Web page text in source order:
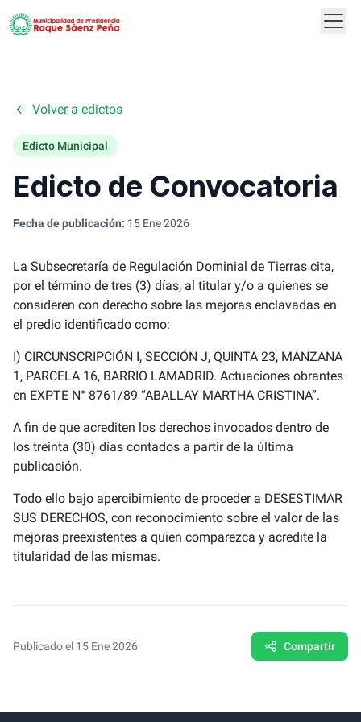
Volver a edictos
Edicto Municipal
Edicto de Convocatoria
Fecha de publicación: 15 Ene 2026
La Subsecretaría de Regulación Dominial de Tierras cita,
por el término de tres (3) días, al titular y/o a quienes se
consideren con derecho sobre las mejoras enclavadas en
el predio identificado como:
I) CIRCUNSCRIPCIÓN I, SECCIÓN J, QUINTA 23, MANZANA
1, PARCELA 16, BARRIO LAMADRID. Actuaciones obrantes
en EXPTE N° 8761/89 “ABALLAY MARTHA CRISTINA”.
A fin de que acrediten los derechos invocados dentro de
los treinta (30) días contados a partir de la última
publicación.
Todo ello bajo apercibimiento de proceder a DESESTIMAR
SUS DERECHOS, con reconocimiento sobre el valor de las
mejoras preexistentes a quien comparezca y acredite la
titularidad de las mismas.
Publicado el 15 Ene 2026 Compartir